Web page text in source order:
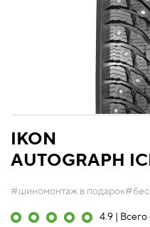
IKON
AUTOGRAPH
#шиномонтаж в подарок
4.9 | Всего